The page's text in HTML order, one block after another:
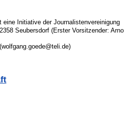
Initiative der Journalistenvereinigung
Seubersdorf (Erster Vorsitzender: Arno